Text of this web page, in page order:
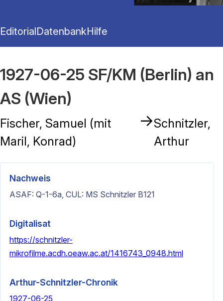
EditorialDatenbankHilfe
1927-06-25 SF/KM (Berlin) an
AS (Wien)
Fischer, Samuel (mit
Maril, Konrad)
→Schnitzler,
Arthur
Nachweis
ASAF: Q-1-6a, CUL: MS Schnitzler B121
Digitalisat
https://schnitzler-
mikrofilme.acdh.oeaw.ac.at/1416743_0948.html
Arthur-Schnitzler-Chronik
1927-06-25